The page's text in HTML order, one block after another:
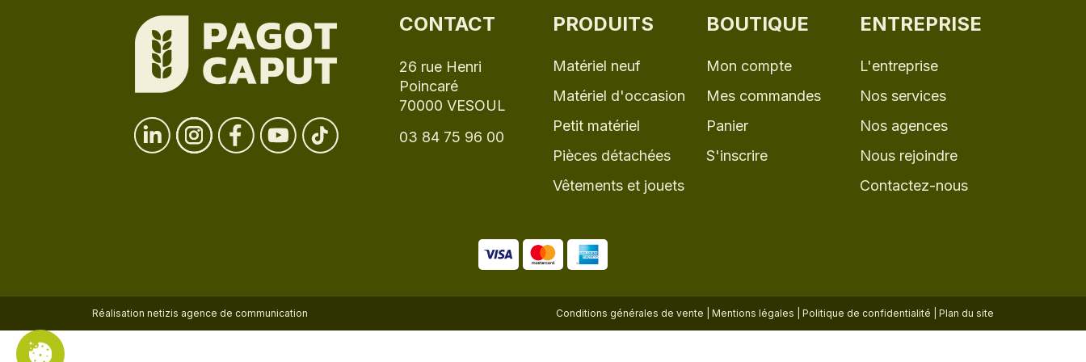
CONTACT
26 rue Henri
Poincaré
70000 VESOUL
03 84 75 96 00
PRODUITS
Matériel neuf
Matériel d'occasion
Petit matériel
Pièces détachées
Vêtements et jouets
BOUTIQUE
Mon compte
Mes commandes
Panier
S'inscrire
ENTREPRISE
L'entreprise
Nos services
Nos agences
Nous rejoindre
Contactez-nous
Réalisation netizis agence de communication Conditions générales de vente Mentions légales Politique de confidentialité Plan du site